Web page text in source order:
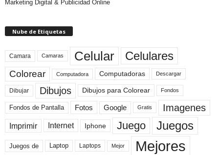
Marketing Digital & Publicidad Online
Nube de Etiquetas
Camara Camaras Celular Celulares
Colorear Computadora Computadoras Descargar
Dibujar Dibujos Dibujos para Colorear Fondos
Fondos de Pantalla Fotos Google Gratis Imagenes
Imprimir Internet Iphone Juego Juegos
Juegos de Laptop Laptops Mejor Mejores